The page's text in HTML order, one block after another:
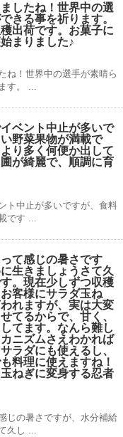
したね！世界中の選
きる事を祈ります。
出荷です。お菓子に
まりました♪
ね！世界中の選手が素晴ら
す。 ...
ベント中止が多いで
野菜果物が満載で
り多く何便か出して
が綺麗で、順調に育
ト中止が多いですが、食料
です ...
て感じの暑さです
生きましょうさて久
。現在少しずつ収穫
客様にサラダ玉ね
れますが、実は大変
てるからで、甘く、
てます。なんら難し
ニズムさえわかれば
ラダにも使えるし、
料理に使えますね！
ねぎに変身する忍者
じの暑さですが、水分補給
久し ...